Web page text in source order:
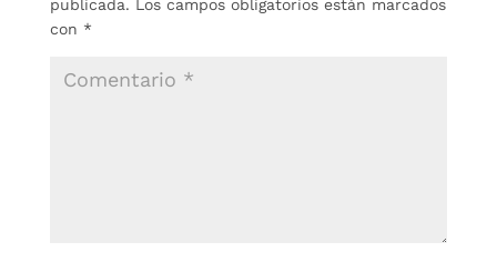
publicada. Los campos obligatorios están marcados
con *